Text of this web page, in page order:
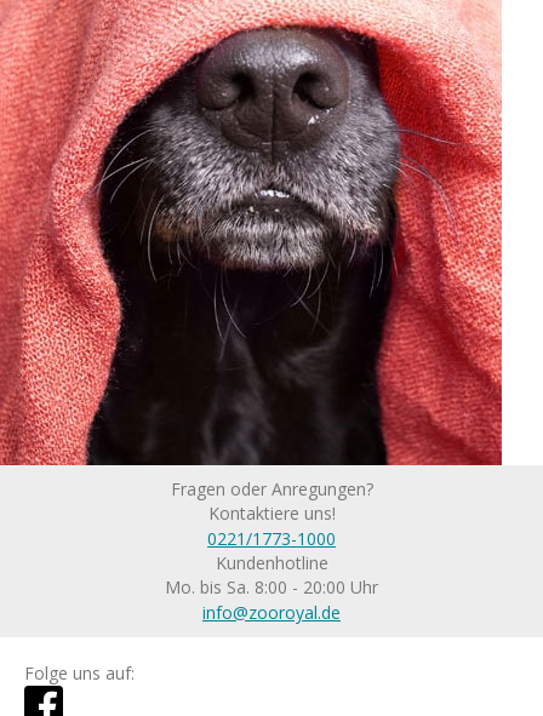
Fragen oder Anregungen?
Kontaktiere uns!
0221/1773-1000
Kundenhotline
Mo. bis Sa. 8:00 - 20:00 Uhr
info@zooroyal.de
Folge uns auf: